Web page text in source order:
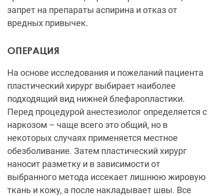
запрет на препараты аспирина и отказ от
вредных привычек.
ОПЕРАЦИЯ
На основе исследования и пожеланий пациента
пластический хирург выбирает наиболее
подходящий вид нижней блефаропластики.
Перед процедурой анестезиолог определяется с
наркозом – чаще всего это общий, но в
некоторых случаях применяется местное
обезболивание. Затем пластический хирург
наносит разметку и в зависимости от
выбранного метода иссекает лишнюю жировую
ткань и кожу, а после накладывает швы. Все